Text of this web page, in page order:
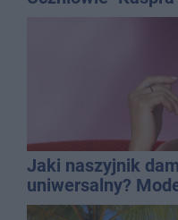
Jaki naszyjnik
uniwersalny?
wielu stylizacji